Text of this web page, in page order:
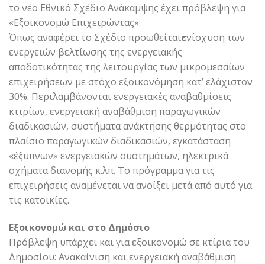
το νέο Εθνικό Σχέδιο Ανάκαμψης έχει πρόβλεψη για
«Εξοικονομώ Επιχειρώντας».
Όπως αναφέρει το Σχέδιο προωθείταιενίσχυση των
ενεργειών βελτίωσης της ενεργειακής
αποδοτικότητας της λειτουργίας των μικρομεσαίων
επιχειρήσεων με στόχο εξοικονόμηση κατ’ ελάχιστον
30%. Περιλαμβάνονται ενεργειακές αναβαθμίσεις
κτιρίων, ενεργειακή αναβάθμιση παραγωγικών
διαδικασιών, συστήματα ανάκτησης θερμότητας στο
πλαίσιο παραγωγικών διαδικασιών, εγκατάσταση
«έξυπνων» ενεργειακών συστημάτων, ηλεκτρικά
οχήματα διανομής κ.λπ. Το πρόγραμμα για τις
επιχειρήσεις αναμένεται να ανοίξει μετά από αυτό για
τις κατοικίες.
Εξοικονομώ και στο Δημόσιο
Πρόβλεψη υπάρχει και για εξοικονομώ σε κτίρια του
Δημοσίου: Ανακαίνιση και ενεργειακή αναβάθμιση